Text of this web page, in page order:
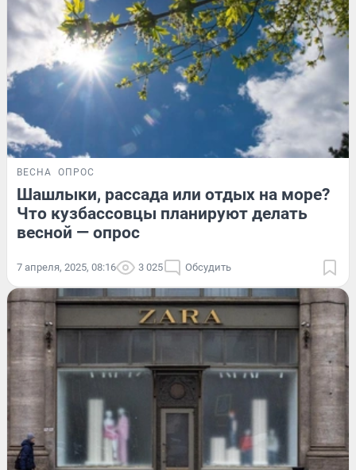
ВЕСНА ОПРОС
Шашлыки, рассада или отдых на море?
Что кузбассовцы планируют делать
весной — опрос
7 апреля, 2025, 08:16 3 025 Обсудить